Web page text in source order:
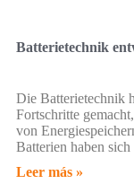
Batterietechnik
Die Batterietechnik
Fortschritte
von
Batterien haben
Leer más »